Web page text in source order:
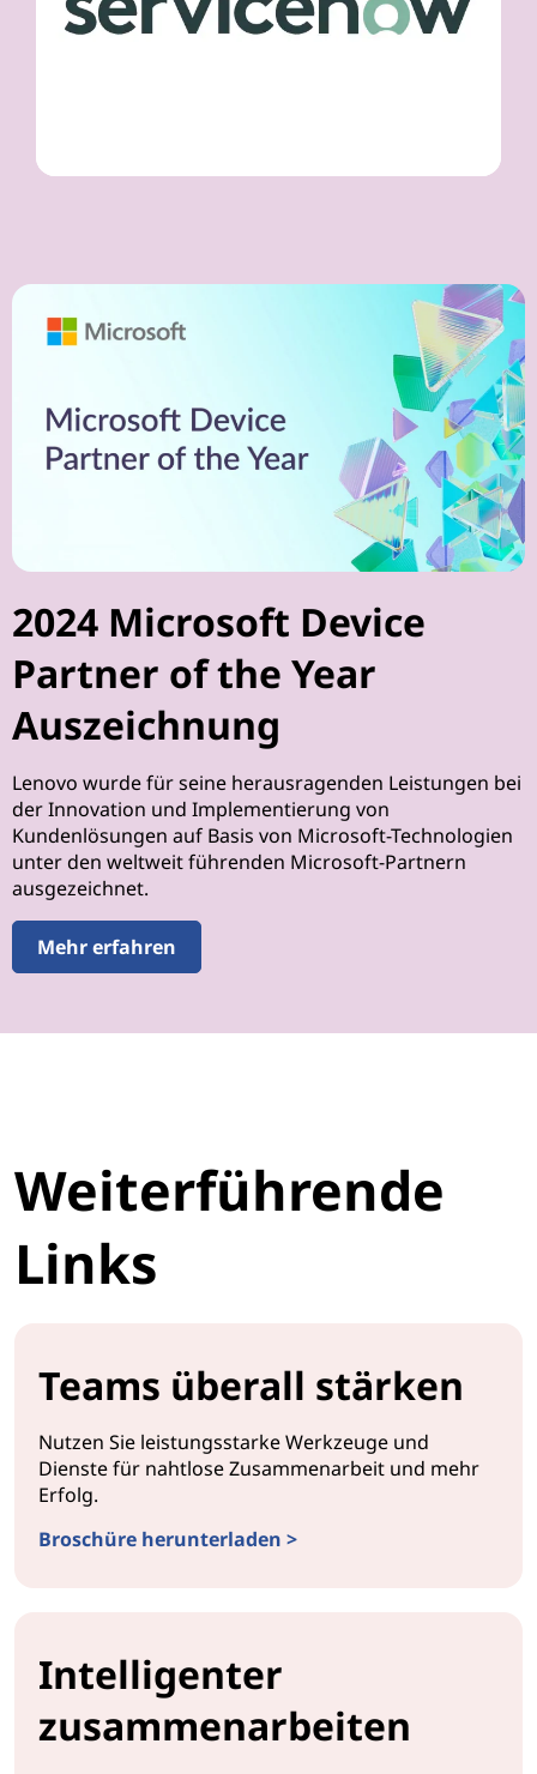
2024 Microsoft Device
Partner of the Year
Auszeichnung
Lenovo wurde für seine herausragenden Leistungen bei
der Innovation und Implementierung von
Kundenlösungen auf Basis von Microsoft-Technologien
unter den weltweit führenden Microsoft-Partnern
ausgezeichnet.
Mehr erfahren
Weiterführende
Links
Teams überall stärken
Nutzen Sie leistungsstarke Werkzeuge und
Dienste für nahtlose Zusammenarbeit und mehr
Erfolg.
Broschüre herunterladen >
Intelligenter
zusammenarbeiten